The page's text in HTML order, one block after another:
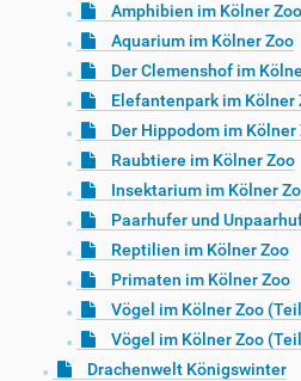
Amphibien im Kölner Zoo
Aquarium im Kölner Zoo
Der Clemenshof im
Elefantenpark im Kölner
Der Hippodom im Kölner
Raubtiere im Kölner Zoo
Insektarium im Kölner
Paarhufer und
Reptilien im Kölner Zoo
Primaten im Kölner Zoo
Vögel im Kölner Zoo
Vögel im Kölner Zoo
Drachenwelt Königswinter